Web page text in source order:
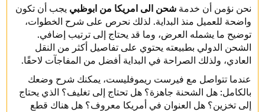
نحن نؤمن أن خدمة شحن الى امريكا من ابوظبي يجب أن تكون
واضحة للعميل منذ البداية. لذلك نحرص على شرح الخطوات،
توضيح ما يشمله العرض، وما قد يحتاج إلى ترتيب إضافي.
الشحن الدولي بطبيعته يحتوي على تفاصيل أكثر من النقل
العادي، ولذلك الصراحة في البداية أفضل من المفاجآت لاحقًا.
عندما تتواصل مع فيرست ريموفليست، يمكنك شرح وضعك
بالكامل: هل الشحنة جاهزة؟ هل تحتاج إلى تغليف؟ الذي يحتاج
إلى تخزين؟ هل العنوان في أمريكا معروف؟ هل هناك قطع